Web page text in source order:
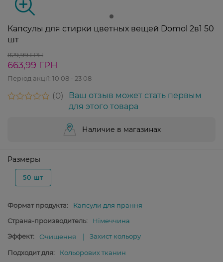
Капсулы для стирки цветных вещей Domol 2в1 50
шт
829,99 ГРН
663,99 ГРН
Період акції: 10 08 - 23 08
0
Ваш отзыв может стать первым
для этого товара
Наличие в магазинах
Размеры
50 шт
Формат продукта:
Капсули для прання
Страна-производитель:
Німеччина
Эффект:
Очищення Захист кольору
Подходит для: Кольорових тканин